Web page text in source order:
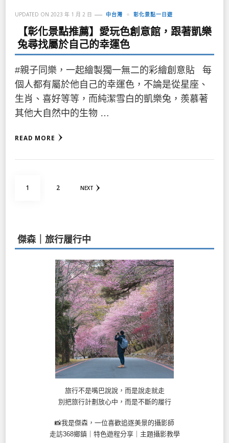
UPDATED ON 2023 年 1 月 2 日 中台灣 彰化景點一日遊
【彰化景點推薦】愛玩色創意館，跟著凱樂
兔尋找屬於自己的幸運色
#親子同樂，一起繪製獨一無二的彩繪創意貼 每
個人都有屬於他自己的幸運色，不論是從星座、
生肖、喜好等等，而純潔雪白的凱樂兔，羨慕著
其他大自然中的生物 …
READ MORE
PAGE
1 PAGE
2 NEXT
傑森｜旅行履行中
旅行不是嘴巴說說，而是說走就走
別把旅行計劃放心中，而是不斷的履行
📸我是傑森，一位喜歡追逐美景的攝影師
走訪368鄉鎮｜特色遊程分享｜主題攝影教學